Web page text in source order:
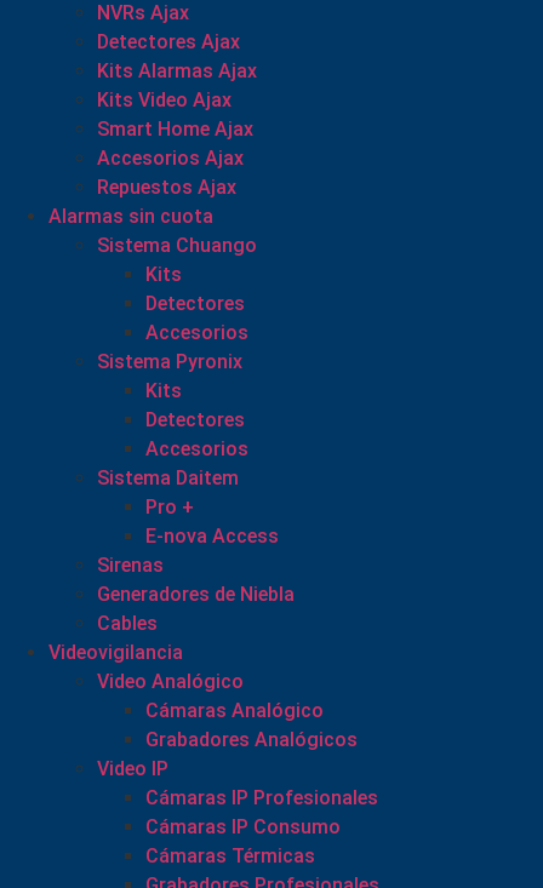
NVRs Ajax
Detectores Ajax
Kits Alarmas Ajax
Kits Video Ajax
Smart Home Ajax
Accesorios Ajax
Repuestos Ajax
Alarmas sin cuota
Sistema Chuango
Kits
Detectores
Accesorios
Sistema Pyronix
Kits
Detectores
Accesorios
Sistema Daitem
Pro +
E-nova Access
Sirenas
Generadores de Niebla
Cables
Videovigilancia
Video Analógico
Cámaras Analógico
Grabadores Analógicos
Video IP
Cámaras IP Profesionales
Cámaras IP Consumo
Cámaras Térmicas